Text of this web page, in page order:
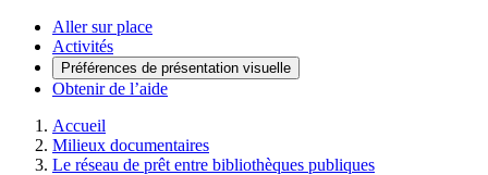
Aller sur place
Activités
Préférences de présentation visuelle
Obtenir de l’aide
Accueil
Milieux documentaires
Le réseau de prêt entre bibliothèques publiques